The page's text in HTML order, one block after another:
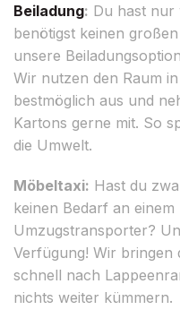
Beiladung: Du hast nur
benötigst keinen
unsere
Wir nutzen den Raum
bestmöglich aus und
Kartons gerne mit. So
die Umwelt.
Möbeltaxi: Hast du
keinen Bedarf an
Umzugstransporter?
Verfügung! Wir bringen
schnell nach
nichts weiter kümmern.